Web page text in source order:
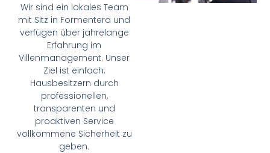
Wir sind ein lokales Team
mit Sitz in Formentera und
verfügen über jahrelange
Erfahrung im
Villenmanagement. Unser
Ziel ist einfach:
Hausbesitzern durch
professionellen,
transparenten und
proaktiven Service
vollkommene Sicherheit zu
geben.